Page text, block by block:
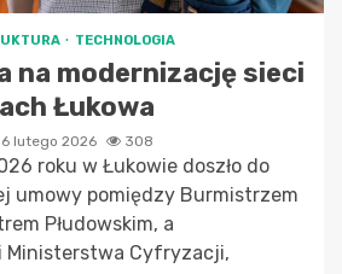
TECHNOLOGIA
na modernizację sieci
Łukowa
lutego 2026 308
roku w Łukowie doszło do
umowy pomiędzy Burmistrzem
Płudowskim, a
Ministerstwa Cyfryzacji,